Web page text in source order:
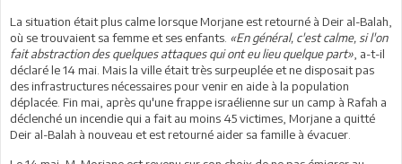
La situation était plus calme lorsque Morjane est retourné à Deir al-Balah,
où se trouvaient sa femme et ses enfants. «En général, c'est calme, si l'on
fait abstraction des quelques attaques qui ont eu lieu quelque part» , a-t-il
déclaré le 14 mai. Mais la ville était très surpeuplée et ne disposait pas
des infrastructures nécessaires pour venir en aide à la population
déplacée. Fin mai, après qu'une frappe israélienne sur un camp à Rafah a
déclenché un incendie qui a fait au moins 45 victimes, Morjane a quitté
Deir al-Balah à nouveau et est retourné aider sa famille à évacuer.